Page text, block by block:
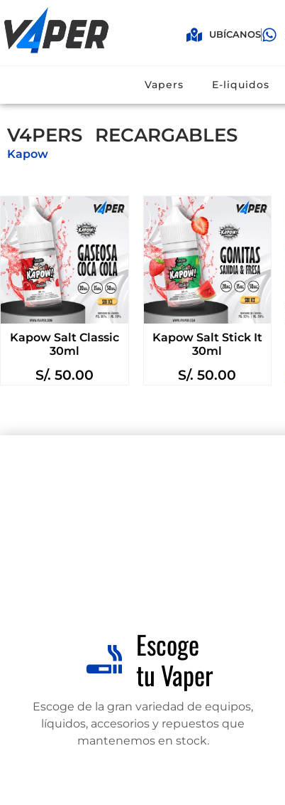
UBÍCANOS
Vapers E-liquidos
V4PERSRECARGABLES
Kapow
Kapow Salt Classic
30ml
S/. 50.00
Kapow Salt Stick It
30ml
S/. 50.00
Escoge
tu Vaper
Escoge de la gran variedad de equipos,
líquidos, accesorios y repuestos que
mantenemos en stock.